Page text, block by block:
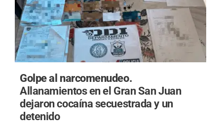
Golpe al narcomenudeo.
Allanamientos en el Gran San Juan
dejaron cocaína secuestrada y un
detenido